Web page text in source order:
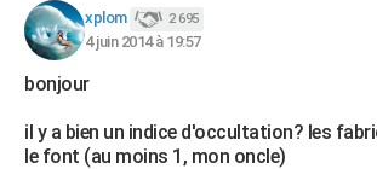
xplom 2 695
4 juin 2014 à 19:57
bonjour
il y a bien un indice d'occultation? les
le font (au moins 1, mon oncle)